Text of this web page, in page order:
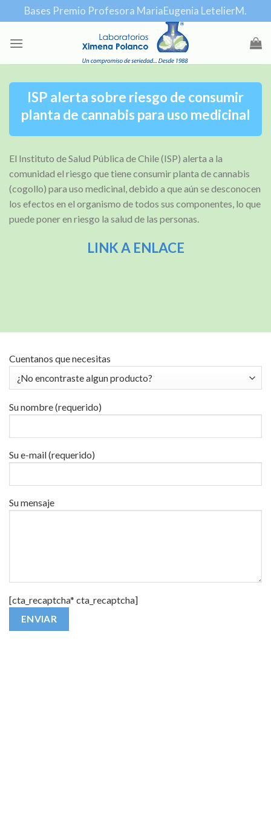
to
content
Bases Premio Profesora MariaEugenia LetelierM.
ISP alerta sobre riesgo de consumir
planta de cannabis para uso medicinal
El Instituto de Salud Pública de Chile (ISP) alerta a la
comunidad el riesgo que tiene consumir planta de cannabis
(cogollo) para uso medicinal, debido a que aún se desconocen
los efectos en el organismo de todos sus componentes, lo que
puede poner en riesgo la salud de las personas.
LINK A ENLACE
Cuentanos que necesitas
Su nombre (requerido)
Su e-mail (requerido)
Su mensaje
[cta_recaptcha* cta_recaptcha]